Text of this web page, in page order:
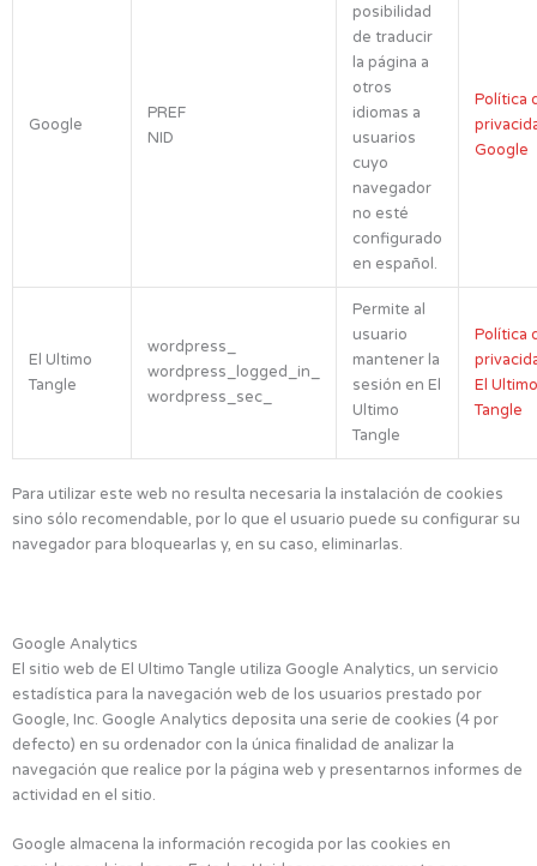
Google
PREF
NID
posibilidad
de traducir
la página a
otros
idiomas a
usuarios
cuyo
navegador
no esté
configurado
en español.
Política
Google
El Ultimo
Tangle
wordpress_
wordpress_logged_in_
wordpress_sec_
Permite al
usuario
mantener la
sesión en El
Ultimo
Tangle
Política
El Ultimo
Tangle
Para utilizar este web no resulta necesaria la instalación de cookies
sino sólo recomendable, por lo que el usuario puede su configurar su
navegador para bloquearlas y, en su caso, eliminarlas.
Google Analytics
El sitio web de El Ultimo Tangle utiliza Google Analytics, un servicio
estadística para la navegación web de los usuarios prestado por
Google, Inc. Google Analytics deposita una serie de cookies (4 por
defecto) en su ordenador con la única finalidad de analizar la
navegación que realice por la página web y presentarnos informes de
actividad en el sitio.
Google almacena la información recogida por las cookies en